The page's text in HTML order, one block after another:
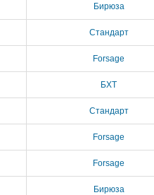
Бирюза
Стандарт
Forsage
БХТ
Стандарт
Forsage
Forsage
Бирюза